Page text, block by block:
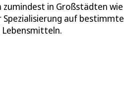
zumindest in Großstädten wie
auf bestimmte